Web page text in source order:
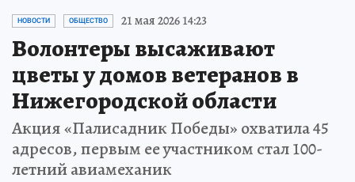
НОВОСТИ ОБЩЕСТВО 21 мая 2026 14:23
Волонтеры высаживают
цветы у домов ветеранов в
Нижегородской области
Акция «Палисадник Победы» охватила 45
адресов, первым ее участником стал 100-
летний авиамеханик